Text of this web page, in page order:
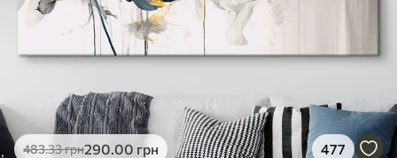
483.33грн290.00 грн 477